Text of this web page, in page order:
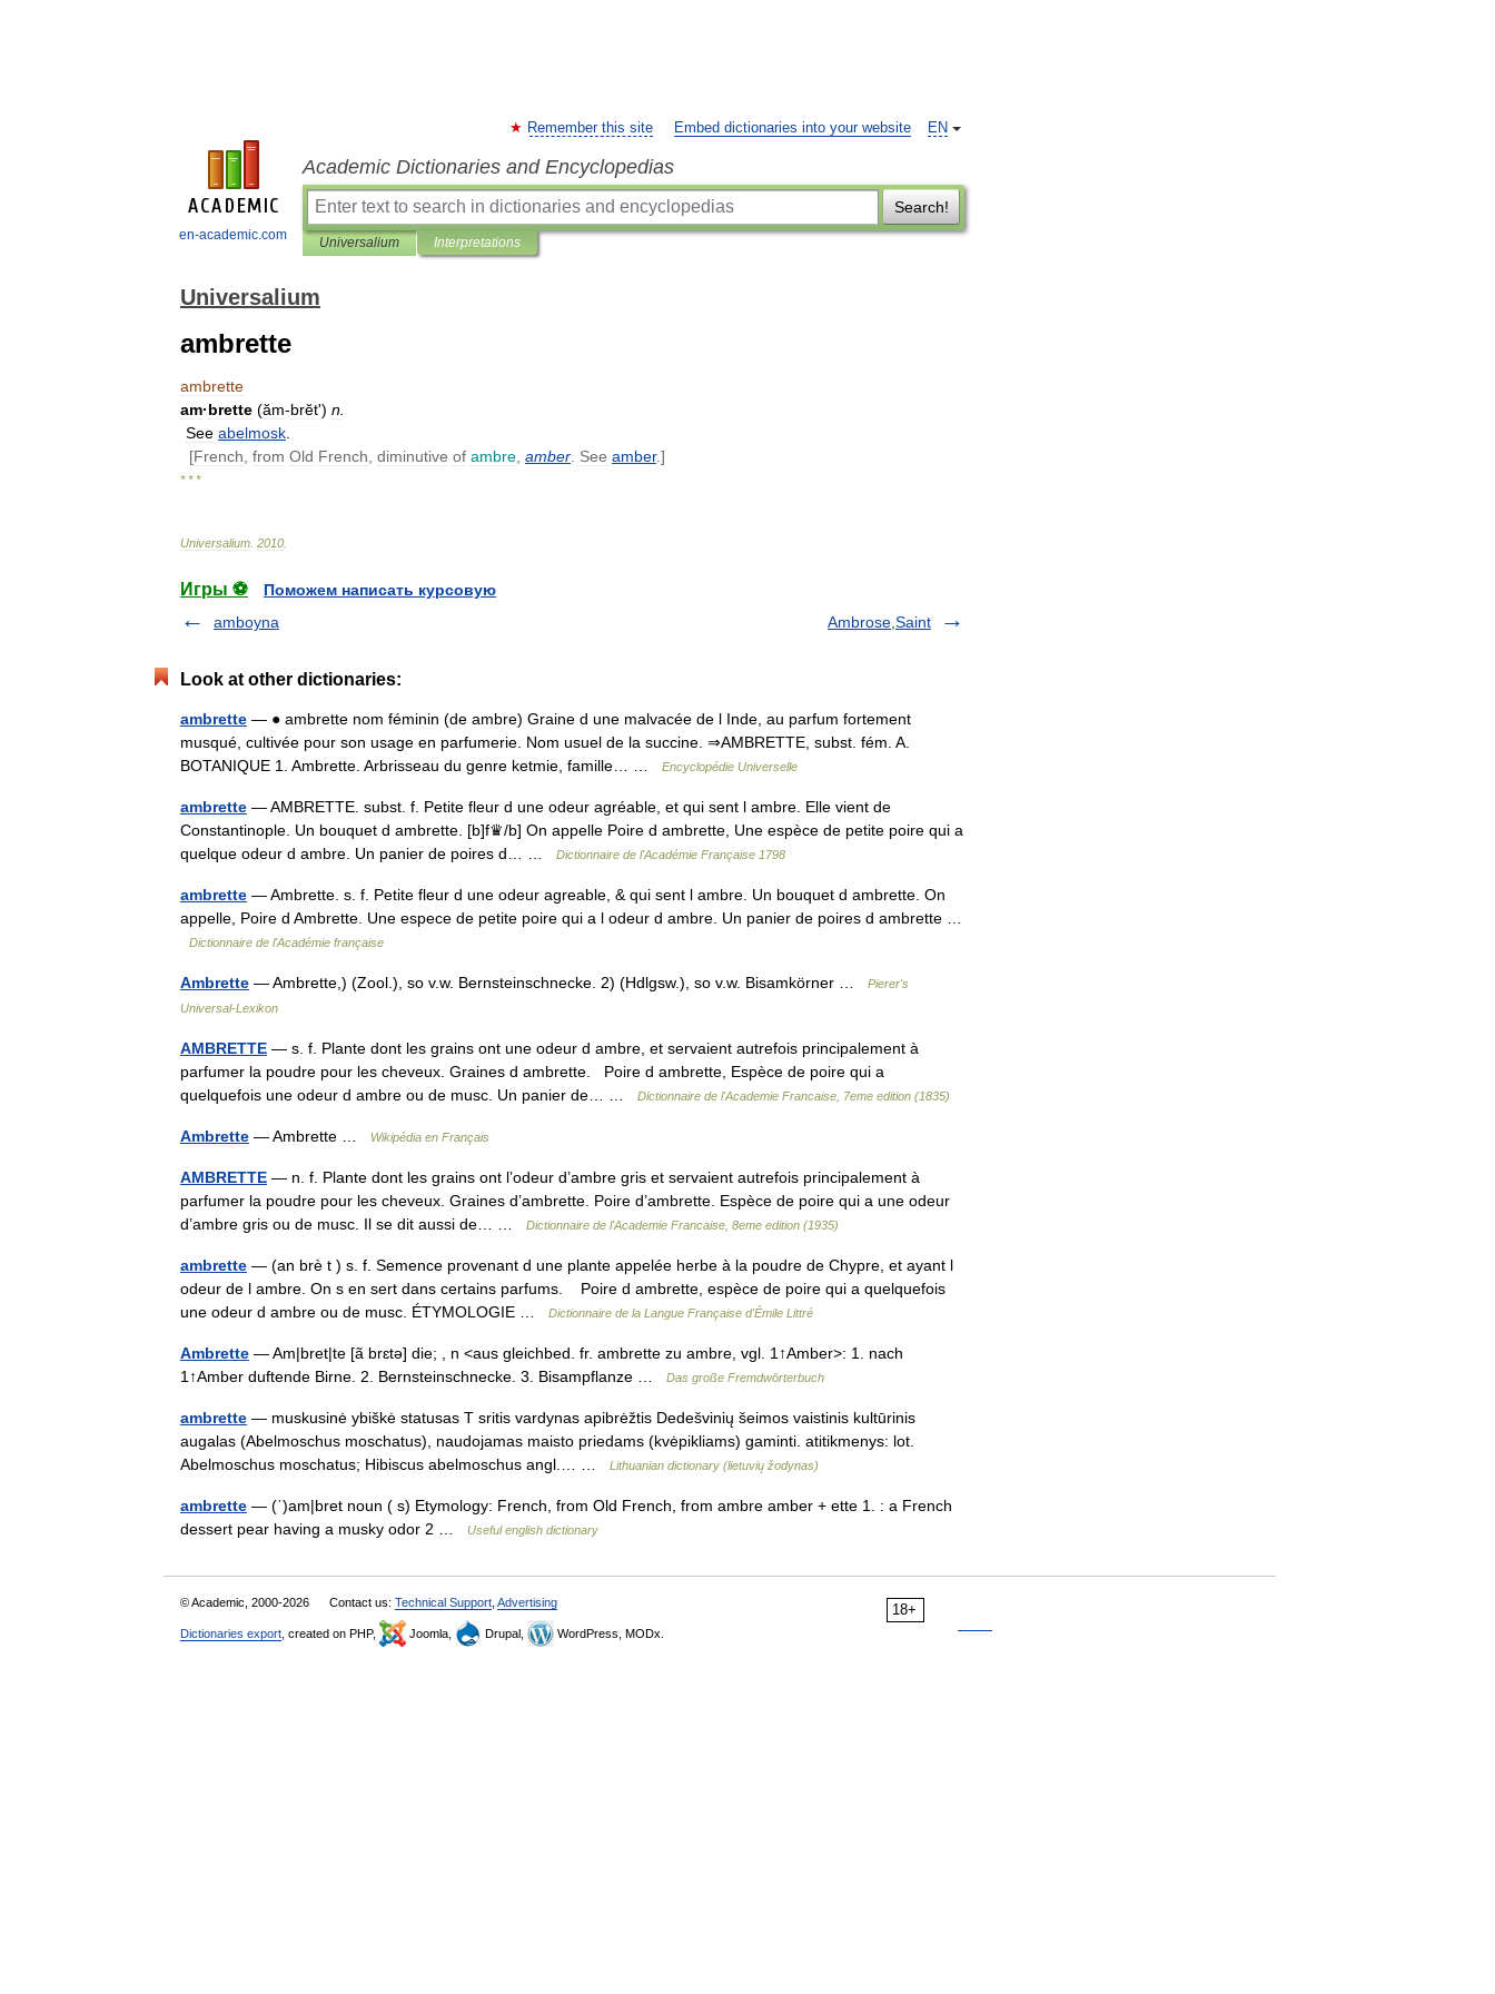
en-academic.com
EN
Remember this site Embed dictionaries into your website
Academic Dictionaries and Encyclopedias
Search!
Universalium Interpretations
Universalium
ambrette
ambrette
am·brette (ăm-brĕtʹ) n
See abelmosk
[French from Old French diminutive of ambre amber See amber.]
* * *
Universalium 2010
Игры ⚽
Поможем написать курсовую
amboyna
Ambrose,Saint
Look at other dictionaries:
ambrette — ● ambrette nom féminin (de ambre) Graine d une malvacée de l Inde, au parfum fortement
musqué, cultivée pour son usage en parfumerie. Nom usuel de la succine. ⇒AMBRETTE, subst. fém. A.
BOTANIQUE 1. Ambrette. Arbrisseau du genre ketmie, famille… …
Encyclopédie Universelle
ambrette — AMBRETTE. subst. f. Petite fleur d une odeur agréable, et qui sent l ambre. Elle vient de
Constantinople. Un bouquet d ambrette. [b]f♛/b] On appelle Poire d ambrette, Une espèce de petite poire qui a
quelque odeur d ambre. Un panier de poires d… …
Dictionnaire de l'Académie Française 1798
ambrette — Ambrette. s. f. Petite fleur d une odeur agreable, & qui sent l ambre. Un bouquet d ambrette. On
appelle, Poire d Ambrette. Une espece de petite poire qui a l odeur d ambre. Un panier de poires d ambrette …
Dictionnaire de l'Académie française
Ambrette — Ambrette,) (Zool.), so v.w. Bernsteinschnecke. 2) (Hdlgsw.), so v.w. Bisamkörner …
Pierer's
Universal-Lexikon
AMBRETTE — s. f. Plante dont les grains ont une odeur d ambre, et servaient autrefois principalement à
parfumer la poudre pour les cheveux. Graines d ambrette. Poire d ambrette, Espèce de poire qui a
quelquefois une odeur d ambre ou de musc. Un panier de… …
Dictionnaire de l'Academie Francaise, 7eme edition (1835)
Ambrette — Ambrette … Wikipédia en Français
AMBRETTE — n. f. Plante dont les grains ont l’odeur d’ambre gris et servaient autrefois principalement à
parfumer la poudre pour les cheveux. Graines d’ambrette. Poire d’ambrette. Espèce de poire qui a une odeur
d’ambre gris ou de musc. Il se dit aussi de… …
Dictionnaire de l'Academie Francaise, 8eme edition (1935)
ambrette — (an brè t ) s. f. Semence provenant d une plante appelée herbe à la poudre de Chypre, et ayant l
odeur de l ambre. On s en sert dans certains parfums. Poire d ambrette, espèce de poire qui a quelquefois
une odeur d ambre ou de musc. ÉTYMOLOGIE …
Dictionnaire de la Langue Française d'Émile Littré
Ambrette — Am|bret|te [ã brɛtə] die; , n <aus gleichbed. fr. ambrette zu ambre, vgl. 1↑Amber>: 1. nach
1↑Amber duftende Birne. 2. Bernsteinschnecke. 3. Bisampflanze …
Das große Fremdwörterbuch
ambrette — muskusinė ybiškė statusas T sritis vardynas apibrėžtis Dedešvinių šeimos vaistinis kultūrinis
augalas (Abelmoschus moschatus), naudojamas maisto priedams (kvėpikliams) gaminti. atitikmenys: lot.
Abelmoschus moschatus; Hibiscus abelmoschus angl.… …
Lithuanian dictionary (lietuvių žodynas)
ambrette — (ˈ)am|bret noun ( s) Etymology: French, from Old French, from ambre amber + ette 1. : a French
dessert pear having a musky odor 2 …
Useful english dictionary
18+
© Academic, 2000-2026 Contact us: Technical Support Advertising
Dictionaries export , created on PHP, Joomla, Drupal, WordPress, MODx.